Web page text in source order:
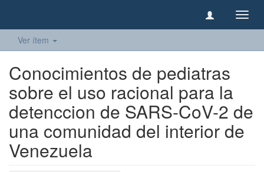
Ver ítem
Conocimientos de pediatras
sobre el uso racional para la
detenccion de SARS-CoV-2 de
una comunidad del interior de
Venezuela